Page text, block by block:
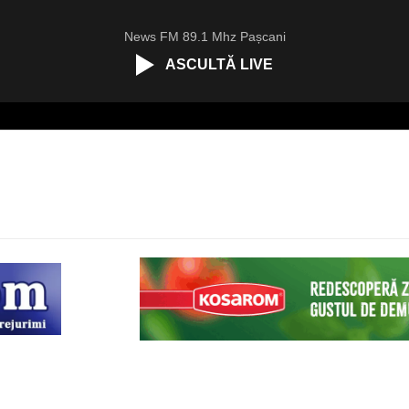
News FM 89.1 Mhz Pașcani
ASCULTĂ LIVE